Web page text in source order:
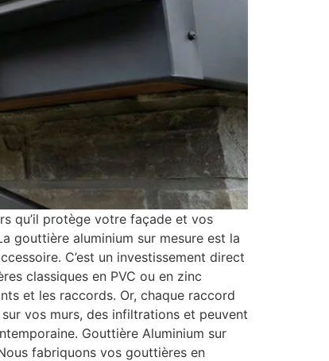
qu’il protège votre façade et vos
gouttière aluminium sur mesure est la
C’est un investissement direct
classiques en PVC ou en zinc
et les raccords. Or, chaque raccord
vos murs, des infiltrations et peuvent
Gouttière Aluminium sur
fabriquons vos gouttières en